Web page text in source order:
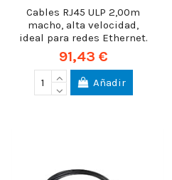
Cables RJ45 ULP 2,00m
macho, alta velocidad,
ideal para redes Ethernet.
91,43 €
Añadir